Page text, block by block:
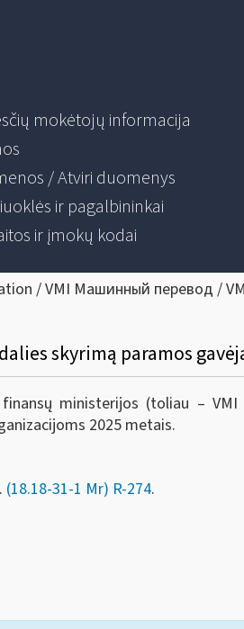
mokėtojų informacija
/ Atviri duomenys
ir pagalbininkai
ir įmokų kodai
/ VMI Машинный перевод /
skyrimą paramos
ministerijos (toliau –
2025 metais.
(18.18-31-1 Mr) R-274.